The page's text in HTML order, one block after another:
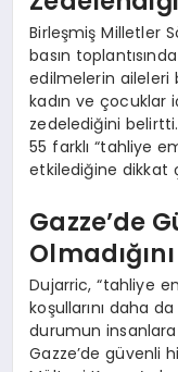
Birleşmiş Milletler
basın
edilmelerin aileleri
kadın ve çocuklar
zedelediğini
55 farklı “tahliye
etkilediğine dikkat
Gazze’de
Dujarric, “tahliye
koşullarını daha
durumun insanlara
Gazze’de güvenli